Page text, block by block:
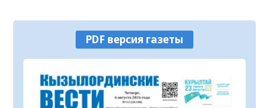
волоконно-оптической линии связи
07.08.2026 17 0
В городище Сауран начались научно-
реставрационные работы
07.08.2026
Прогноз погоды на 7 августа
PDF версия газеты